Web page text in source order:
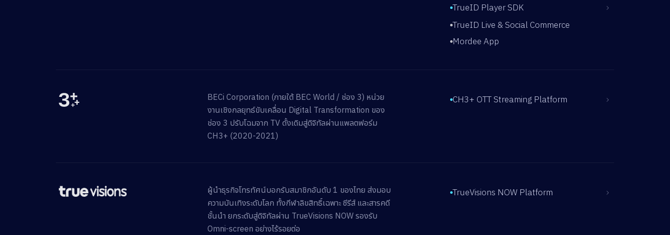
TrueID Player SDK ›
TrueID Live & Social Commerce
Mordee App
BECi Corporation (ภายใต้ BEC World / ช่อง 3) หน่วย
งานเชิงกลยุทธ์ขับเคลื่อน Digital Transformation ของ
ช่อง 3 ปรับโฉมจาก TV ดั้งเดิมสู่ดิจิทัลผ่านแพลตฟอร์ม
CH3+ (2020-2021)
CH3+ OTT Streaming Platform ›
ผู้นำธุรกิจโทรทัศน์บอกรับสมาชิกอันดับ 1 ของไทย ส่งมอบ
ความบันเทิงระดับโลก ทั้งกีฬาลิขสิทธิ์เฉพาะ ซีรีส์ และสารคดี
ชั้นนำ ยกระดับสู่ดิจิทัลผ่าน TrueVisions NOW รองรับ
Omni-screen อย่างไร้รอยต่อ
TrueVisions NOW Platform ›